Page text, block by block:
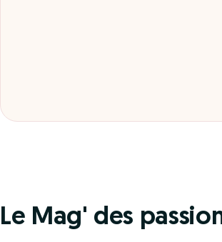
Le Mag' des